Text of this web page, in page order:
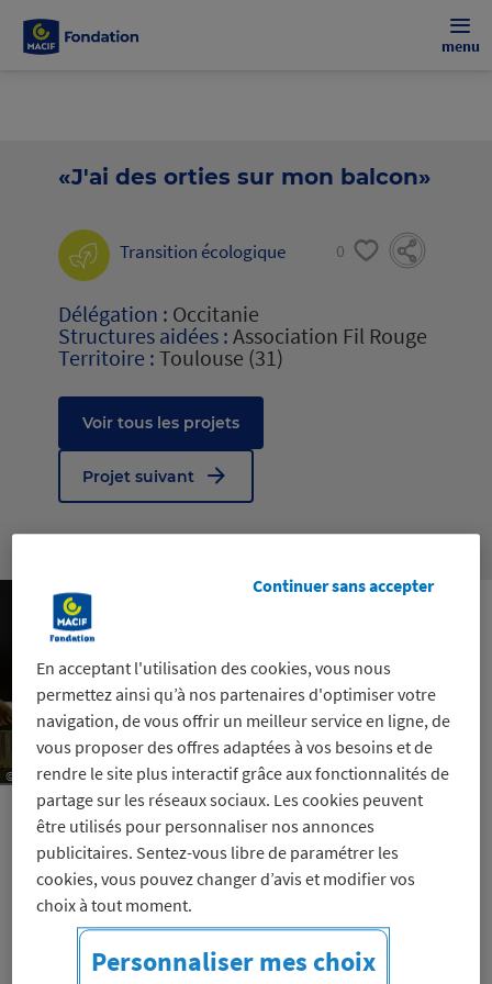
menu
«J'ai des orties sur mon balcon»
0
Transition écologique
Délégation : Occitanie
Structures aidées :Association Fil Rouge
Territoire :Toulouse (31)
Voir tous les projets
Projet suivant
© Fil Rouge - Sarah Denard
À Toulouse, ce projet participatif vise à
impliquer et sensibiliser les habitants d'un
quartier populaire à la transition écologique
via l'alimentation. La démarche comprend
En acceptant l'utilisation des cookies, vous nous
permettez ainsi qu’à nos partenaires d'optimiser votre
navigation, de vous offrir un meilleur service en ligne, de
vous proposer des offres adaptées à vos besoins et de
rendre le site plus interactif grâce aux fonctionnalités de
partage sur les réseaux sociaux. Les cookies peuvent
être utilisés pour personnaliser nos annonces
publicitaires. Sentez-vous libre de paramétrer les
cookies, vous pouvez changer d’avis et modifier vos
choix à tout moment.
Personnaliser mes choix
Continuer sans accepter